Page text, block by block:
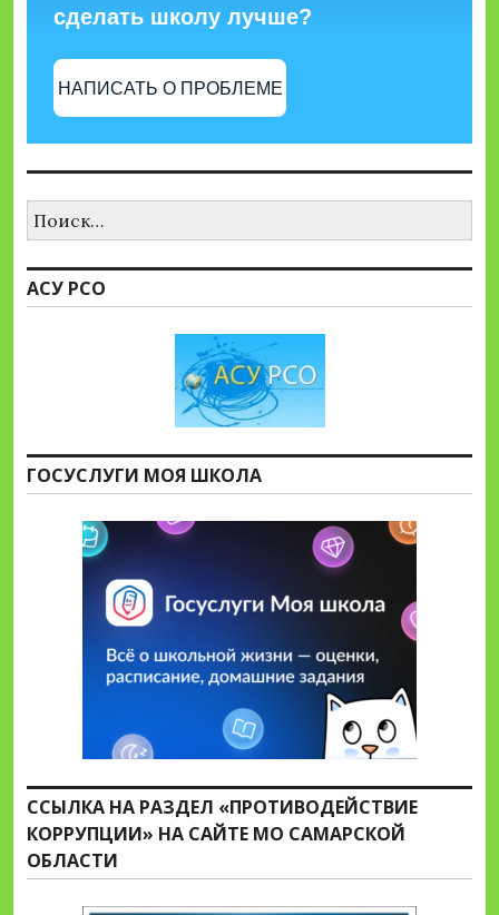
сделать школу лучше?
НАПИСАТЬ О ПРОБЛЕМЕ
АСУ РСО
ГОСУСЛУГИ МОЯ ШКОЛА
ССЫЛКА НА РАЗДЕЛ «ПРОТИВОДЕЙСТВИЕ
КОРРУПЦИИ» НА САЙТЕ МО САМАРСКОЙ
ОБЛАСТИ